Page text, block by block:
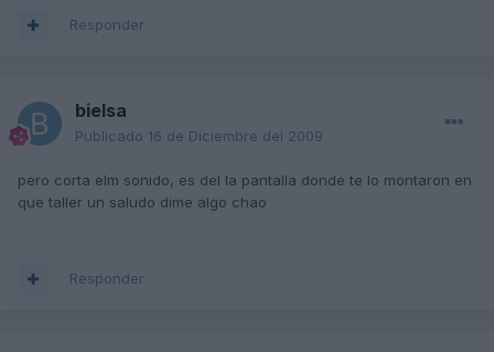
Responder
bielsa
Publicado 16 de Diciembre del 2009
pero corta elm sonido, es del la pantalla donde te lo montaron en
que taller un saludo dime algo chao
Responder